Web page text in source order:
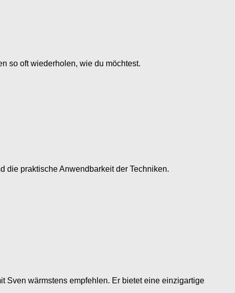
so oft wiederholen, wie du möchtest.
die praktische Anwendbarkeit der Techniken.
Sven wärmstens empfehlen. Er bietet eine einzigartige